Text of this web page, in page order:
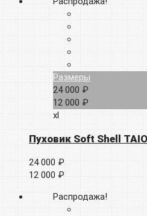
Размеры
24 000 ₽
12 000 ₽
xl
Пуховик Soft Shell
24 000 ₽
12 000 ₽
Распродажа!